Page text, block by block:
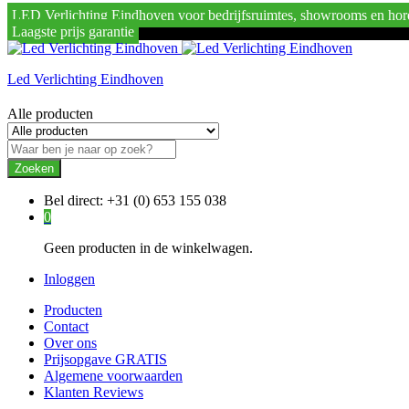
LED Verlichting Eindhoven voor bedrijfsruimtes, showrooms en
Laagste prijs garantie
Led Verlichting Eindhoven
Alle producten
Zoeken
Bel direct: +31 (0) 653 155 038
0
Geen producten in de winkelwagen.
Inloggen
Producten
Contact
Over ons
Prijsopgave GRATIS
Algemene voorwaarden
Klanten Reviews